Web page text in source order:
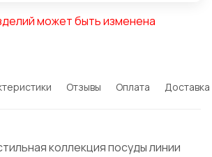
может быть изменена
Отзывы Оплата Доставка
коллекция посуды линии